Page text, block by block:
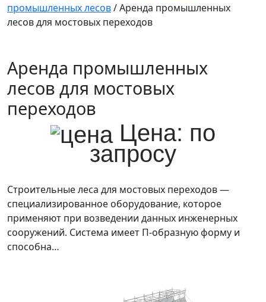
промышленных лесов/Аренда промышленных
лесов для мостовых переходов
Аренда промышленных
лесов для мостовых
переходов
Строительные леса для мостовых переходов —
специализированное оборудование, которое
применяют при возведении данных инженерных
сооружений. Система имеет П-образную форму и
способна…
Цена: по
запросу